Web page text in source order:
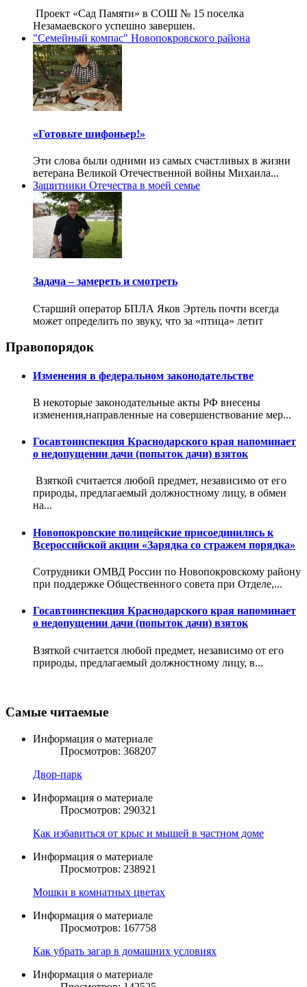
Проект «Сад Памяти» в СОШ № 15 поселка
Незамаевского успешно завершен.
"Семейный компас" Новопокровского района
«Готовьте шифоньер!»
Эти слова были одними из самых счастливых в жизни
ветерана Великой Отечественной войны Михаила...
Защитники Отечества в моей семье
Задача – замереть и смотреть
Старший оператор БПЛА Яков Эртель почти всегда
может определить по звуку, что за «птица» летит
Правопорядок
Изменения в федеральном законодательстве
В некоторые законодательные акты РФ внесены
изменения,направленные на совершенствование мер...
Госавтоинспекция Краснодарского края напоминает
о недопущении дачи (попыток дачи) взяток
Взяткой считается любой предмет, независимо от его
природы, предлагаемый должностному лицу, в обмен
на...
Новопокровские полицейские присоединились к
Всероссийской акции «Зарядка со стражем порядка»
Сотрудники ОМВД России по Новопокровскому району
при поддержке Общественного совета при Отделе,...
Госавтоинспекция Краснодарского края напоминает
о недопущении дачи (попыток дачи) взяток
Взяткой считается любой предмет, независимо от его
природы, предлагаемый должностному лицу, в...
Самые читаемые
Информация о материале
Просмотров: 368207
Двор-парк
Информация о материале
Просмотров: 290321
Как избавиться от крыс и мышей в частном доме
Информация о материале
Просмотров: 238921
Мошки в комнатных цветах
Информация о материале
Просмотров: 167758
Как убрать загар в домашних условиях
Информация о материале